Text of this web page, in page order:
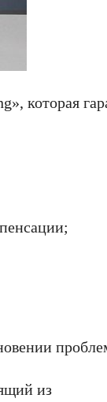
которая
из